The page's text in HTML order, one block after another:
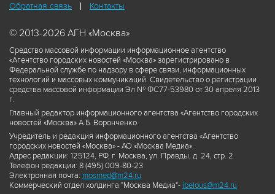
Обратная связь Контакты
© 2013-2026 АГН «Москва»
Средство массовой информации информационное агентство
«Агентство городских новостей «Москва» зарегистрировано в
Федеральной службе по надзору в сфере связи, информационных
технологий и массовых коммуникаций. Свидетельство о регистрации
средства массовой информации Эл № ФС77-53980 от 30 апреля 2013
г.
Главный редактор информационного агентства «Агентство городских
новостей «Москва» А.Б. Воронченко.
Учредитель и редакция информационного агентства «Агентство
городских новостей «Москва» - АО «Москва Медиа».
Адрес редакции: 125124, РФ, г. Москва, ул. Правды, д. 24, стр. 2
Телефон редакции: 8 (495) 009-80-23
Электронная почта: mosmed@m24.ru
Коммерческий отдел холдинга "Москва Медиа"- ibelous@m24.ru